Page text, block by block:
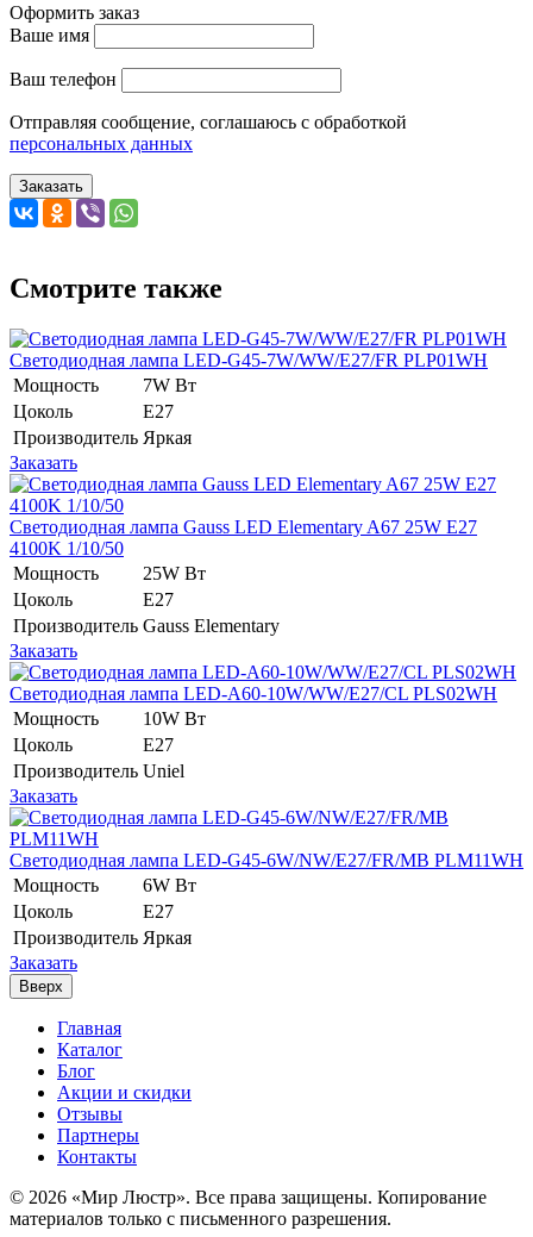
Оформить заказ
Ваше имя
Ваш телефон
Отправляя сообщение, соглашаюсь с обработкой
персональных данных
Заказать
Смотрите также
Светодиодная лампа LED-G45-7W/WW/E27/FR PLP01WH
Мощность
7W Вт
Цоколь
E27
Производитель Яркая
Заказать
Светодиодная лампа Gauss LED Elementary A67 25W E27
4100K 1/10/50
Мощность
25W Вт
Цоколь
E27
Производитель Gauss Elementary
Заказать
Светодиодная лампа LED-A60-10W/WW/E27/CL PLS02WH
Мощность
10W Вт
Цоколь
E27
Производитель Uniel
Заказать
Светодиодная лампа LED-G45-6W/NW/E27/FR/MB PLM11WH
Мощность
6W Вт
Цоколь
E27
Производитель Яркая
Заказать
Вверх
Главная
Каталог
Блог
Акции и скидки
Отзывы
Партнеры
Контакты
© 2026 «Мир Люстр». Все права защищены. Копирование
материалов только с письменного разрешения.